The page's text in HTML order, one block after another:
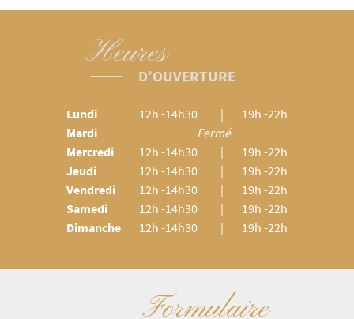
Heures
D’OUVERTURE
Lundi 12h -14h30 |
19h -22h
Mardi
Fermé
Mercredi
12h -14h30 |
19h -22h
Jeudi
12h -14h30 |
19h -22h
Vendredi
12h -14h30 |
19h -22h
Samedi
12h -14h30 |
19h -22h
Dimanche
12h -14h30 | 19h -22h
Formulaire